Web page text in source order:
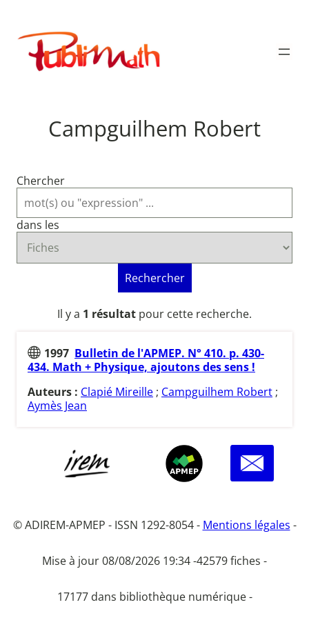
contenu
Publimath
Campguilhem Robert
Chercher
dans les
Rechercher
Il y a 1 résultat pour cette recherche.
1997 Bulletin de l'APMEP. N° 410. p. 430-
434. Math + Physique, ajoutons des sens !
Auteurs : Clapié Mireille ; Campguilhem Robert ;
Aymès Jean
© ADIREM-APMEP - ISSN 1292-8054 - Mentions légales -
Mise à jour 08/08/2026 19:34 -42579 fiches -
17177 dans bibliothèque numérique -